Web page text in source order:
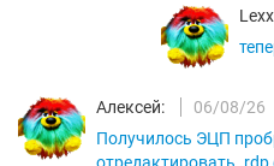
Алексей:
06/08/26
Получилось ЭЦП